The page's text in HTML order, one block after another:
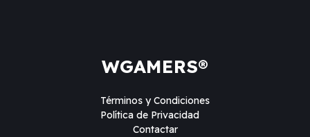
WGAMERS®
Términos y Condiciones
Política de Privacidad
Contactar